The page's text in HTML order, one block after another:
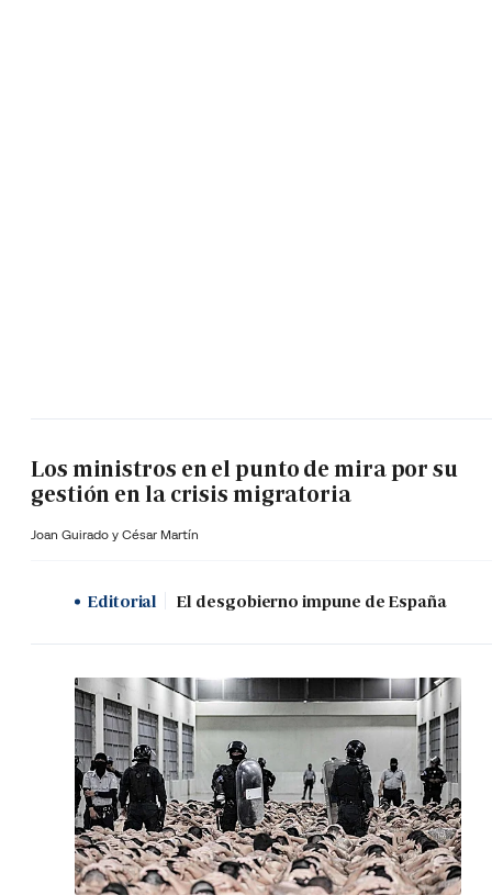
Los ministros en el punto de mira por su
gestión en la crisis migratoria
Joan Guirado y César Martín
Editorial El desgobierno impune de España